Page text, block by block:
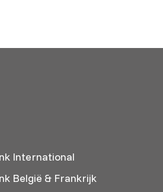
International
België & Frankrijk